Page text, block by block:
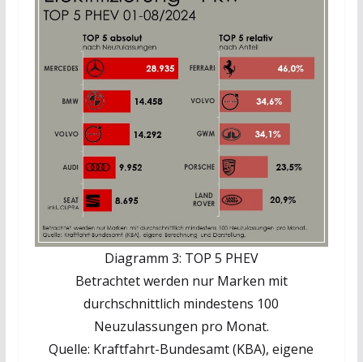
Diagramm 3: TOP 5 PHEV
Betrachtet werden nur Marken mit
durchschnittlich mindestens 100
Neuzulassungen pro Monat.
Quelle: Kraftfahrt-Bundesamt (KBA), eigene